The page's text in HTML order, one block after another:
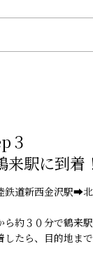
３
駅に到着
鉄道新西金沢駅➡
ら約３０分で鶴来駅
したら、目的地ま